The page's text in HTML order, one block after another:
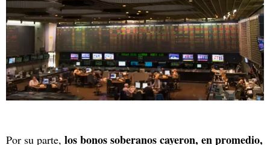
Por su parte, los bonos soberanos cayeron, en promedio,